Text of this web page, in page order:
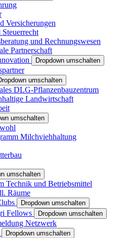
Versicherungen
und Rechnungswesen
Partnerschaft
Dropdown umschalten
umschalten
DLG-Pflanzenbauzentrum
Landwirtschaft
umschalten
Milchviehhaltung
umschalten
Technik und Betriebsmittel
Räume
Dropdown umschalten
Fellows Dropdown umschalten
Netzwerk
Dropdown umschalten